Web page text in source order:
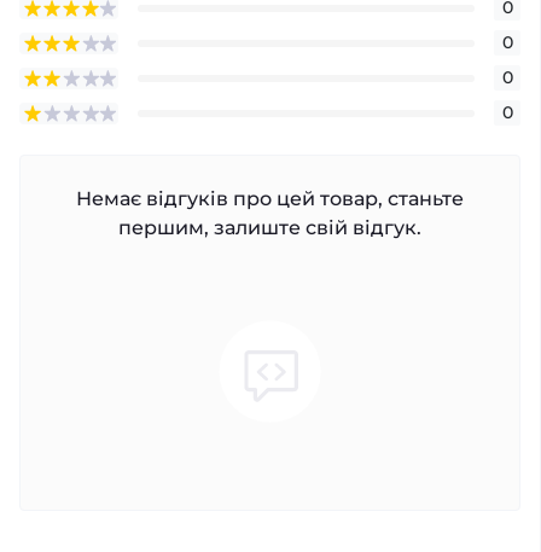
0
0
0
0
Немає відгуків про цей товар, станьте
першим, залиште свій відгук.